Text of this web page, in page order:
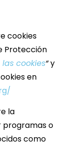
cookies
Protección
cookies“y
en
la
programas o
como